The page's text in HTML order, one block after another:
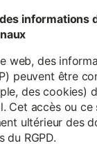
informations
web, des
peuvent être
des cookies)
Cet accès ou
ultérieur des
du RGPD.